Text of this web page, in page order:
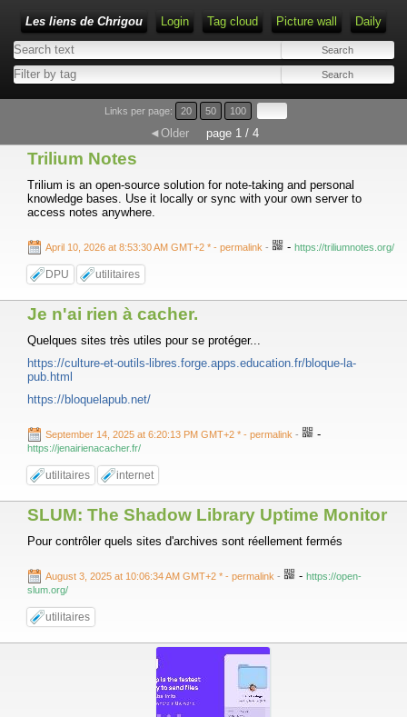
Les liens de Chrigou Login Tag cloud Picture wall Daily
Type 1 or more characters for results.
Links per page: 20 50 100
◄Older page 1 / 4
Trilium Notes
Trilium is an open-source solution for note-taking and personal
knowledge bases. Use it locally or sync with your own server to
access notes anywhere.
April 10, 2026 at 8:53:30 AM GMT+2 * - permalink - - https://triliumnotes.org/
DPU utilitaires
Je n'ai rien à cacher.
Quelques sites très utiles pour se protéger...
https://culture-et-outils-libres.forge.apps.education.fr/bloque-la-
pub.html
https://bloquelapub.net/
September 14, 2025 at 6:20:13 PM GMT+2 * - permalink - -
https://jenairienacacher.fr/
utilitaires internet
SLUM: The Shadow Library Uptime Monitor
Pour contrôler quels sites d'archives sont réellement fermés
August 3, 2025 at 10:06:34 AM GMT+2 * - permalink - - https://open-
slum.org/
utilitaires